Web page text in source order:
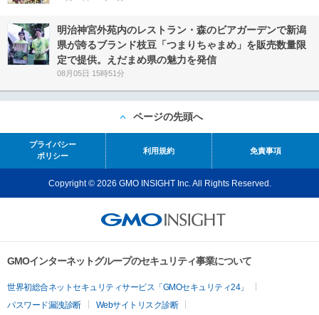
明治神宮外苑内のレストラン・森のビアガーデンで新潟
県が誇るブランド枝豆「つまりちゃまめ」を販売数量限
定で提供。えだまめ県の魅力を発信
08月05日 15時51分
ページの先頭へ
プライバシー
ポリシー
利用規約 免責事項
Copyright © 2026 GMO INSIGHT Inc. All Rights Reserved.
GMOインターネットグループのセキュリティ事業について
世界初総合ネットセキュリティサービス「GMOセキュリティ24」
パスワード漏洩診断
Webサイトリスク診断